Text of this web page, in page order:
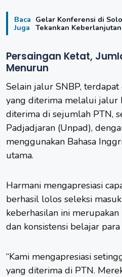
Baca
Juga
Gelar Konferensi di
Tekankan
Persaingan Ketat,
Menurun
Selain jalur SNBP, terdapat
yang diterima melalui jalur
diterima di sejumlah PTN,
Padjadjaran (Unpad),
menggunakan Bahasa
utama.
Harmani mengapresiasi
berhasil lolos seleksi
keberhasilan ini
dan konsistensi belajar para
“Kami mengapresiasi
yang diterima di PTN.